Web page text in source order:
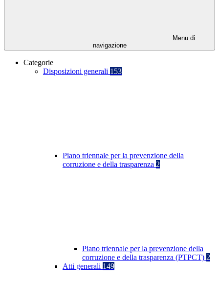
Menu di
navigazione
Categorie
Disposizioni generali 153
Piano triennale per la prevenzione della
corruzione e della trasparenza 2
Piano triennale per la prevenzione della
corruzione e della trasparenza (PTPCT) 2
Atti generali 149